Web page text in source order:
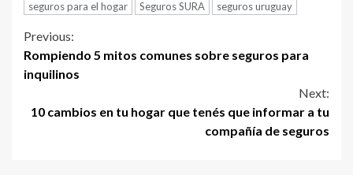
seguros para el hogar
Seguros SURA seguros uruguay
Continue
Reading
Previous:
Rompiendo 5 mitos comunes sobre seguros para
inquilinos
Next:
10 cambios en tu hogar que tenés que informar a tu
compañía de seguros